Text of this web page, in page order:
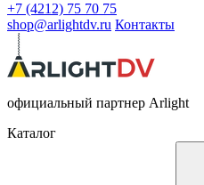
+7 (4212) 75 70 75
shop@arlightdv.ru Контакты
официальный партнер Arlight
Каталог